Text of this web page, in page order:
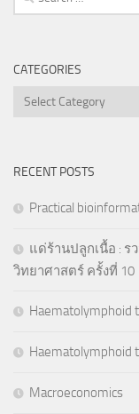
for:
CATEGORIES
Categories
RECENT POSTS
Practical
แด่ร้านปลูกเนื้อ : ร
วิทยาศาสตร์ ครั้งที่ 10
Haematolymphoid
Haematolymphoid
Macroeconomics